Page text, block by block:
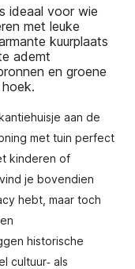
ideaal voor wie
met leuke
kuurplaats
ademt
en groene
aan de
met tuin perfect
kinderen of
je bovendien
hebt, maar toch
historische
cultuur‑ als